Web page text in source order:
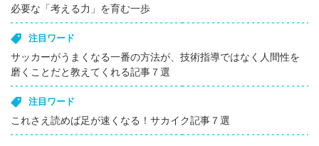
必要な「考える力」を育む一歩
注目ワード
サッカーがうまくなる一番の方法が、技術指導ではなく人間性を
磨くことだと教えてくれる記事７選
注目ワード
これさえ読めば足が速くなる！サカイク記事７選